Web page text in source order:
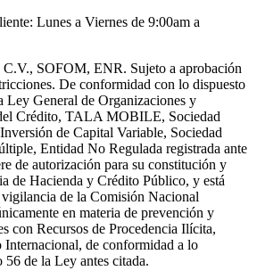
Lunes a Viernes de 9:00am a
SOFOM, ENR. Sujeto a aprobación
De conformidad con lo dispuesto
Ley General de Organizaciones y
Crédito, TALA MOBILE, Sociedad
de Capital Variable, Sociedad
Entidad No Regulada registrada ante
de autorización para su constitución y
de Hacienda y Crédito Público, y está
de la Comisión Nacional
en materia de prevención y
con Recursos de Procedencia Ilícita,
de conformidad a lo
de la Ley antes citada.